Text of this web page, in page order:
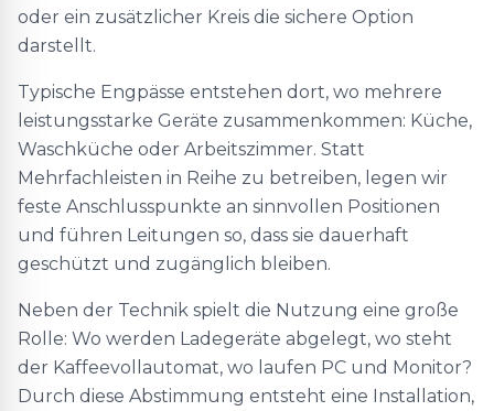
oder ein zusätzlicher Kreis die sichere Option
darstellt.
Typische Engpässe entstehen dort, wo mehrere
leistungsstarke Geräte zusammenkommen: Küche,
Waschküche oder Arbeitszimmer. Statt
Mehrfachleisten in Reihe zu betreiben, legen wir
feste Anschlusspunkte an sinnvollen Positionen
und führen Leitungen so, dass sie dauerhaft
geschützt und zugänglich bleiben.
Neben der Technik spielt die Nutzung eine große
Rolle: Wo werden Ladegeräte abgelegt, wo steht
der Kaffeevollautomat, wo laufen PC und Monitor?
Durch diese Abstimmung entsteht eine Installation,